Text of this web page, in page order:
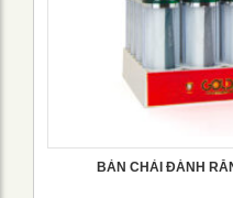
BÀN CHẢI ĐÁNH